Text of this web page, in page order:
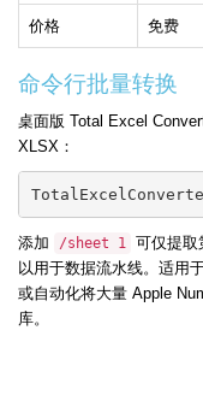
价格 免费
命令行批量转换
桌面版 Total Excel
XLSX：
添加 /sheet 1 可仅提取
以用于数据流水线。适用
或自动化将大量 Apple
库。